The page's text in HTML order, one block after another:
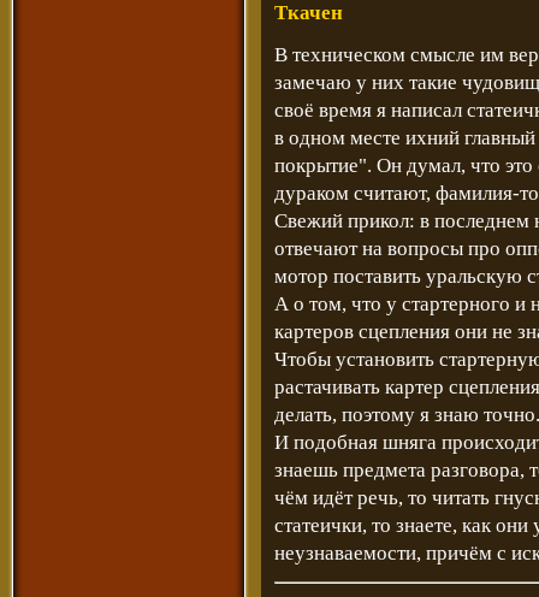
Ткачен
В техническом смысле им
замечаю у них такие
своё время я написал
в одном месте ихний
покрытие". Он думал, что
дураком считают, фамилия-
Свежий прикол: в последнем
отвечают на вопросы про
мотор поставить уральскую
А о том, что у стартерного и
картеров сцепления они не
Чтобы установить
растачивать картер
делать, поэтому я знаю точно.
И подобная шняга
знаешь предмета разговора,
чём идёт речь, то читать
статеички, то знаете, как
неузнаваемости, причём с